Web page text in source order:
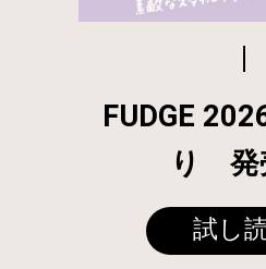
FUDGE
り 発
試し